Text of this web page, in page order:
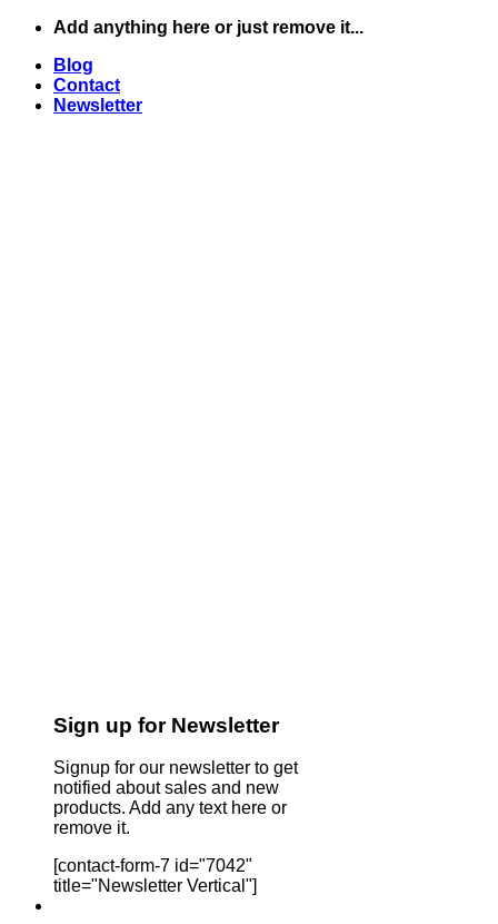
Skip
content
Add anything here or just remove it...
Blog
Contact
Newsletter
Sign up for Newsletter
Signup for our newsletter to get
notified about sales and new
products. Add any text here or
remove it.
[contact-form-7 id="7042"
title="Newsletter Vertical"]